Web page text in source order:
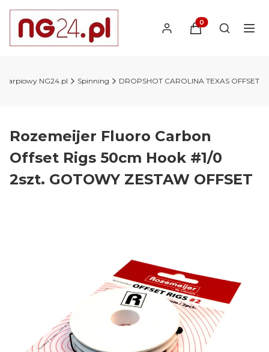
Produkty w
Otwórz
karpiowy NG24.pl Spinning DROPSHOT CAROLINA TEXAS OFFSET
Rozemeijer Fluoro Carbon
Offset Rigs 50cm Hook #1/0
2szt. GOTOWY ZESTAW OFFSET